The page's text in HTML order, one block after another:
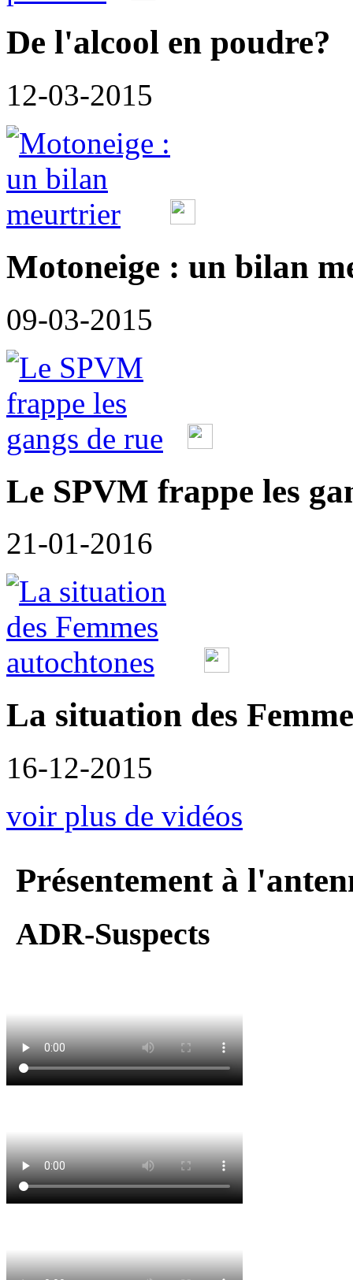
De l'alcool en poudre?
12-03-2015
Motoneige : un bilan
09-03-2015
Le SPVM frappe les
21-01-2016
La situation des
16-12-2015
voir plus de vidéos
Présentement à
ADR-Suspects